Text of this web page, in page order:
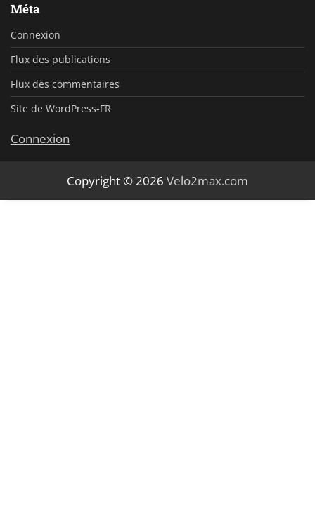
Méta
Connexion
Flux des publications
Flux des commentaires
Site de WordPress-FR
Connexion
Copyright © 2026 Velo2max.com